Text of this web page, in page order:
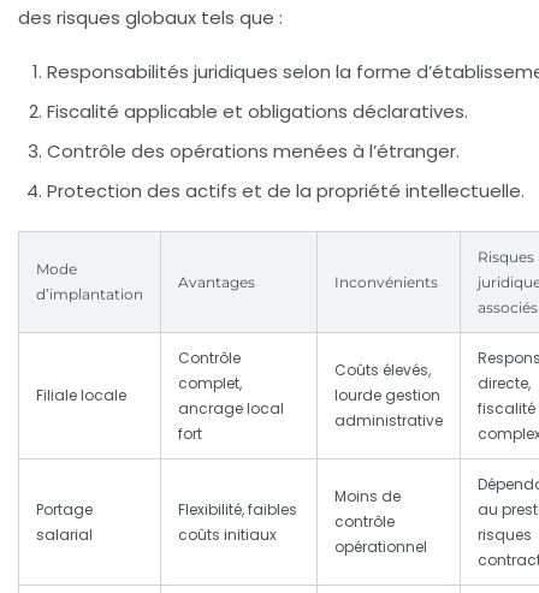
des risques globaux tels que :
Responsabilités juridiques selon la forme
Fiscalité applicable et obligations déclaratives.
Contrôle des opérations menées à l’étranger.
Protection des actifs et de la propriété intellectuelle.
Mode
d’implantation
Avantages Inconvénients
Risques
associés
Filiale locale
Contrôle
complet,
ancrage local
fort
Coûts élevés,
lourde gestion
administrative
directe,
fiscalité
Portage
salarial
Flexibilité, faibles
coûts initiaux
Moins de
contrôle
opérationnel
au
risques